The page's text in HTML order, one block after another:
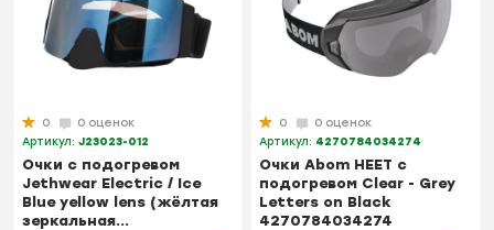
0
0 оценок
Артикул:J23023-012
Очки с подогревом
Jethwear Electric / Ice
Blue yellow lens (жёлтая
зеркальная...
0
0 оценок
Артикул: 4270784034274
Очки Abom HEET с
подогревом Clear - Grey
Letters on Black
4270784034274